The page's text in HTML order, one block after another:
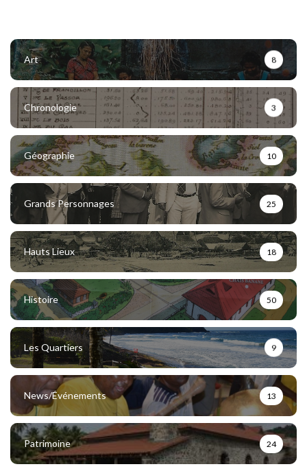
Art 8
Chronologie 3
Géographie 10
Grands Personnages 25
Hauts Lieux 18
Histoire 50
Les Quartiers 9
News/Événements 13
Patrimoine 24